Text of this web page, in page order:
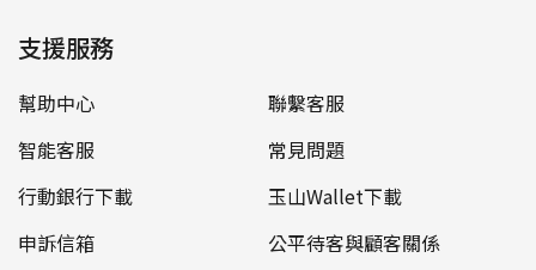
支援服務
幫助中心
聯繫客服
智能客服
常見問題
行動銀行下載
玉山Wallet下載
申訴信箱
公平待客與顧客關係